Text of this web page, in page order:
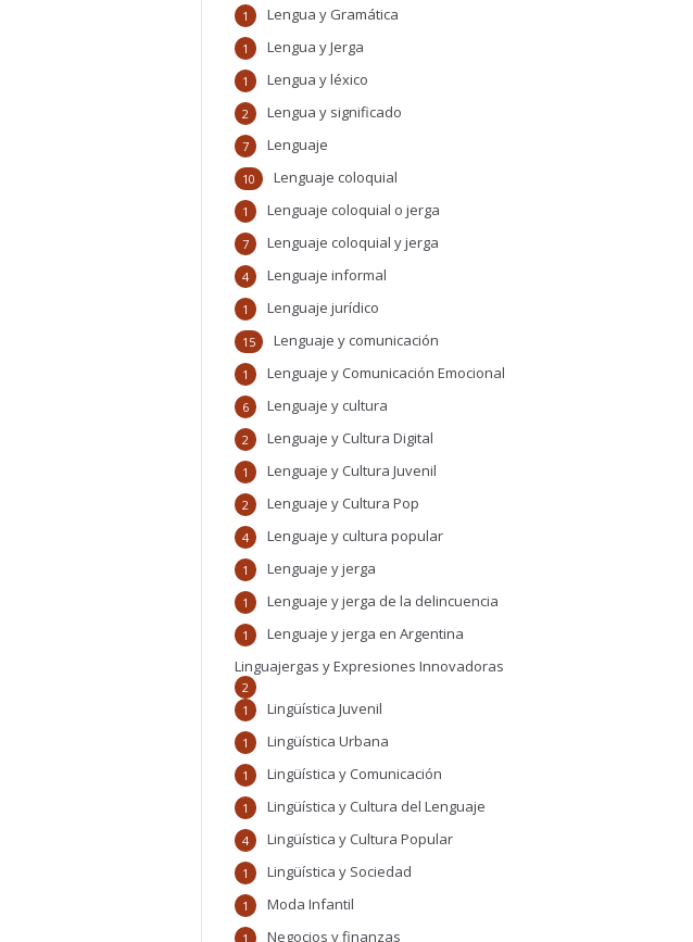
Lengua y Gramática
1
Lengua y Jerga
1
Lengua y léxico
1
Lengua y significado
2
Lenguaje
7
Lenguaje coloquial
10
Lenguaje coloquial o jerga
1
Lenguaje coloquial y jerga
7
Lenguaje informal
4
Lenguaje jurídico
1
Lenguaje y comunicación
15
Lenguaje y Comunicación Emocional
1
Lenguaje y cultura
6
Lenguaje y Cultura Digital
2
Lenguaje y Cultura Juvenil
1
Lenguaje y Cultura Pop
2
Lenguaje y cultura popular
4
Lenguaje y jerga
1
Lenguaje y jerga de la delincuencia
1
Lenguaje y jerga en Argentina
1
Linguajergas y Expresiones Innovadoras
2
Lingüística Juvenil
1
Lingüística Urbana
1
Lingüística y Comunicación
1
Lingüística y Cultura del Lenguaje
1
Lingüística y Cultura Popular
4
Lingüística y Sociedad
1
Moda Infantil
1
Negocios y finanzas
1